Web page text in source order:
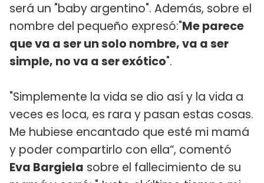
será un "baby argentino". Además, sobre el
nombre del pequeño expresó:"Me parece
que va a ser un solo nombre, va a ser
simple, no va a ser exótico".
"Simplemente la vida se dio así y la vida a
veces es loca, es rara y pasan estas cosas.
Me hubiese encantado que esté mi mamá
y poder compartirlo con ella“, comentó
Eva Bargiela sobre el fallecimiento de su